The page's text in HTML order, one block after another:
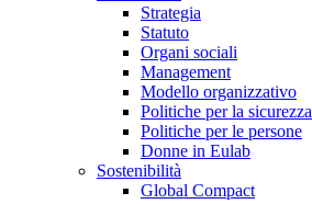
Strategia
Statuto
Organi sociali
Management
Modello organizzativo
Politiche per la sicurezza
Politiche per le persone
Donne in Eulab
Sostenibilità
Global Compact